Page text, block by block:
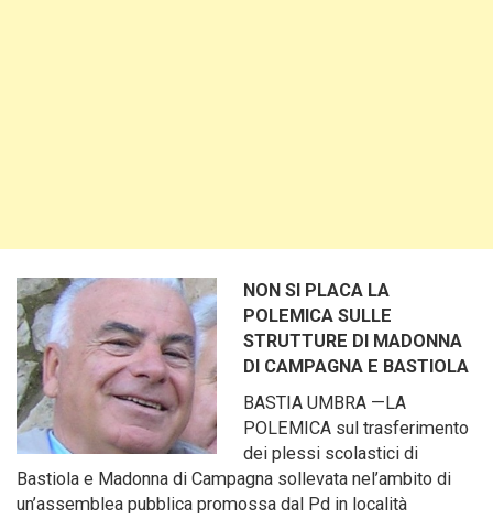
NON SI PLACA LA
POLEMICA SULLE
STRUTTURE DI MADONNA
DI CAMPAGNA E BASTIOLA
BASTIA UMBRA —LA
POLEMICA sul trasferimento
dei plessi scolastici di
Bastiola e Madonna di Campagna sollevata nel’ambito di
un’assemblea pubblica promossa dal Pd in località